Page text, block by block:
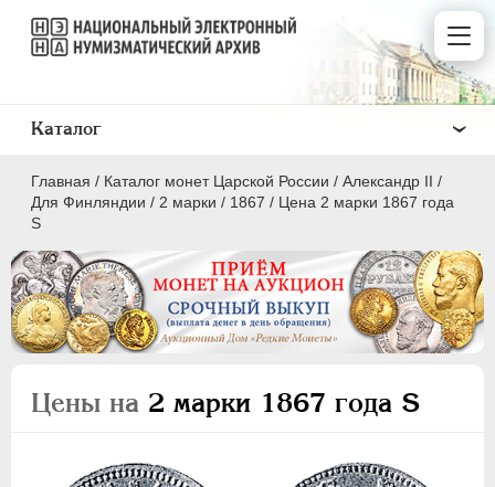
Главная / Каталог монет Царской России / Александр II /
Для Финляндии / 2 марки / 1867 / Цена 2 марки 1867 года
S
Цены на 2 марки 1867 года S
Каталог
ПEТР I 1699 - 1725
ЕКАТЕРИНА I 1725-1727
АННА ИОАННОВНА 1730-1740
ЕЛИЗАВЕТА 1741-1762